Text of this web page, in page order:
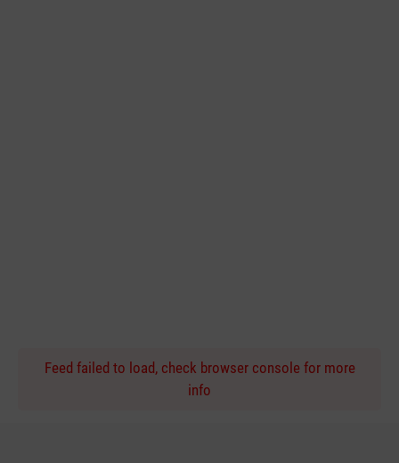
Feed failed to load, check browser console for more
info